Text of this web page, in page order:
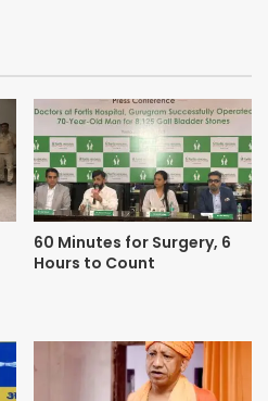
60 Minutes for Surgery, 6
Hours to Count